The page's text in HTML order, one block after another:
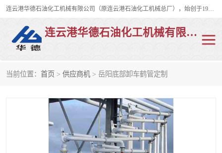
连云港华德石油化工机械有限公司（原连云港石油化工机械总厂），始创于1982年，是从事码头船用流体装卸臂、陆用流体装卸臂（鹤管）、活动梯、钢构平台、定量装车系统等全系列流体装卸设备的设计、制造、销售以及服务的专业供应商。
连云港华德石油化工机械有限公司
当前位置： 首页 > 供应商机 > 岳阳底部卸车鹤管定制
液氯鹤管
活动梯